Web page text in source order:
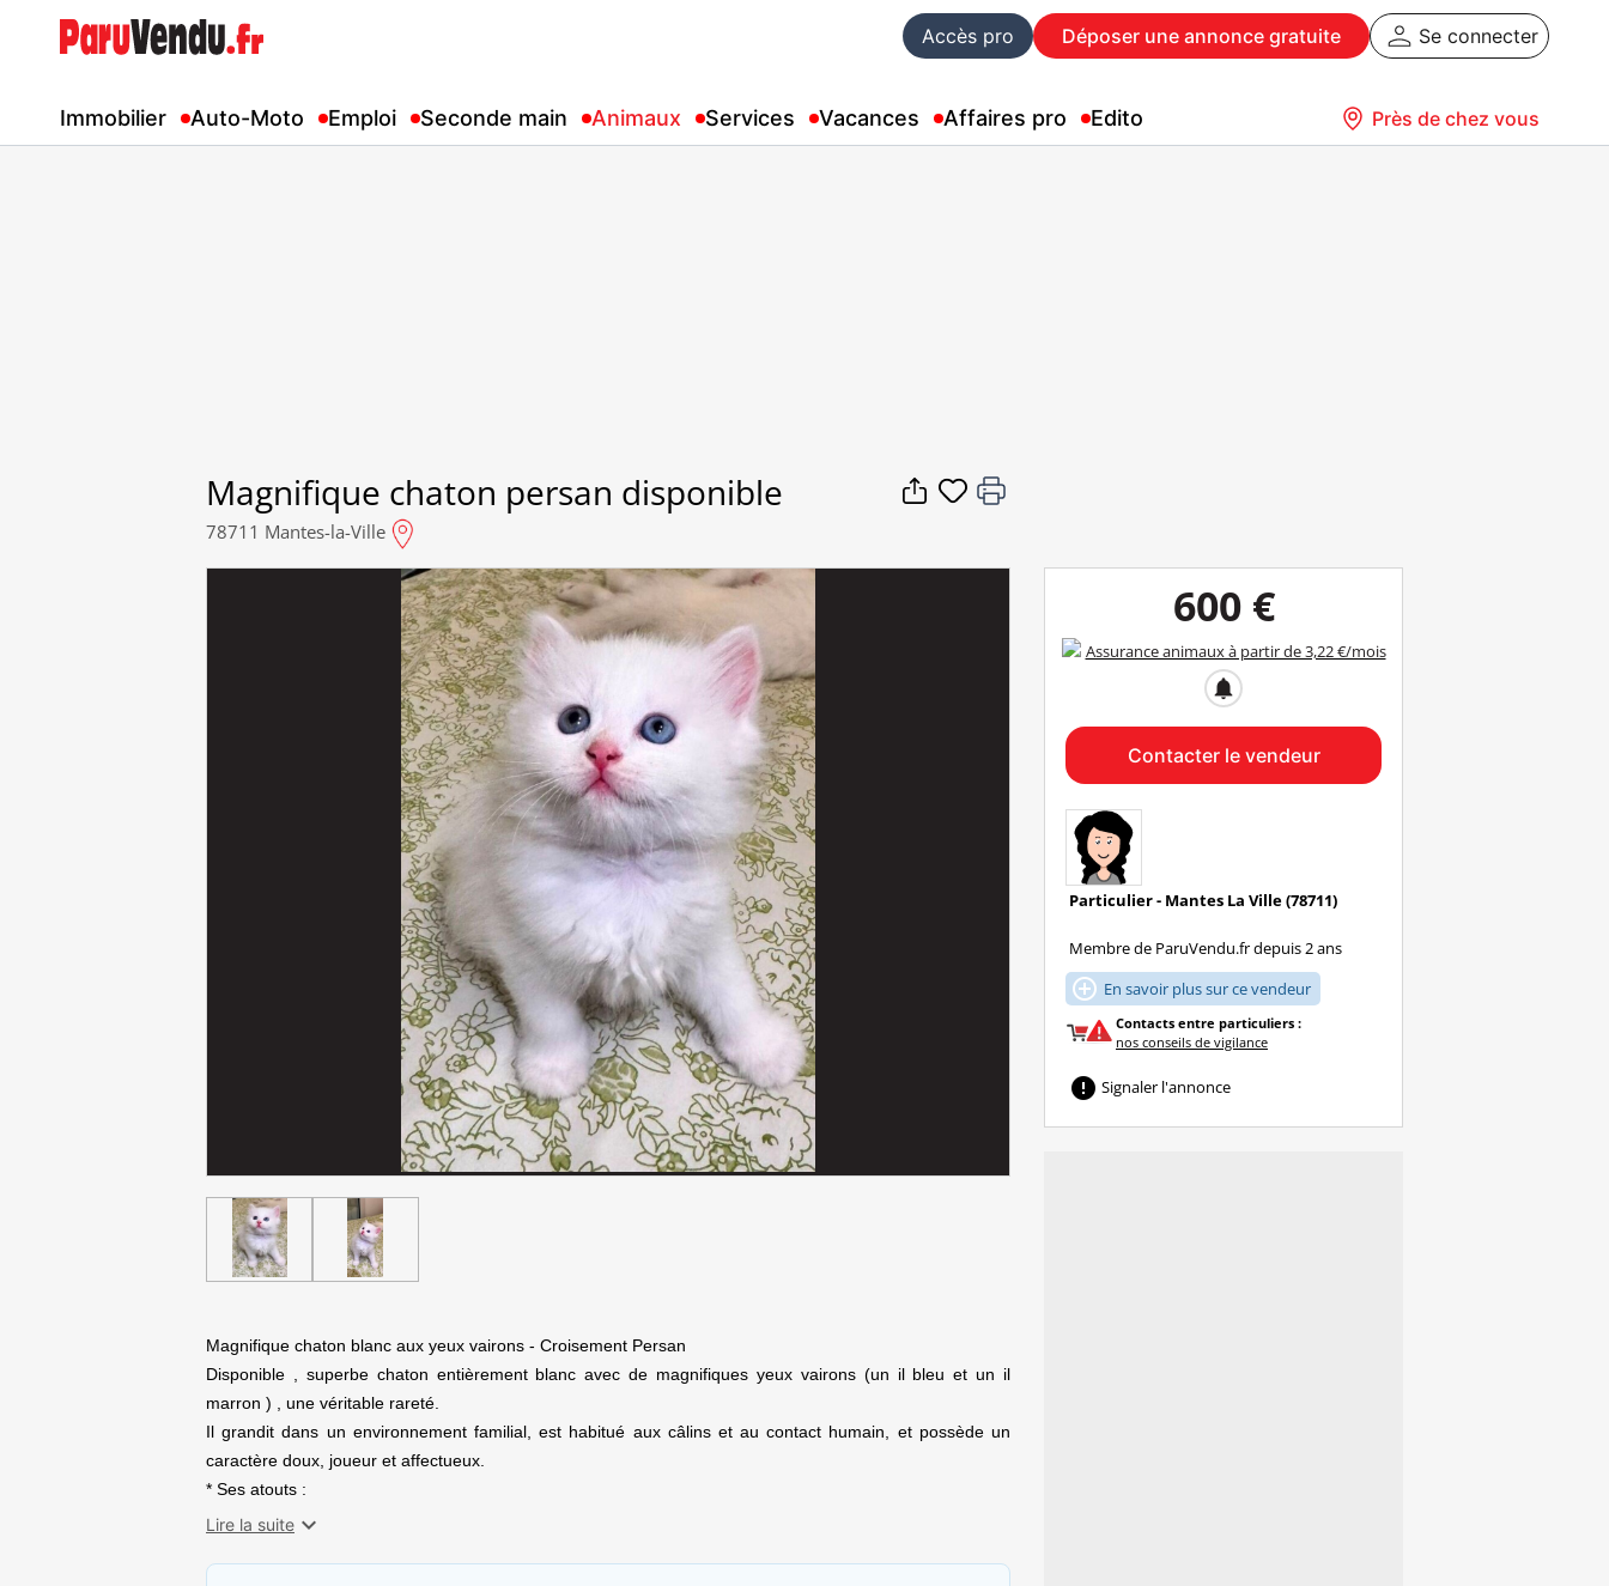
Accès pro Déposer une annonce gratuite Se connecter
Immobilier Auto-Moto Emploi Seconde main Animaux Services Vacances Affaires pro Edito Près de chez vous
Magnifique chaton persan disponible
78711 Mantes-la-Ville
Magnifique chaton blanc aux yeux vairons - Croisement Persan
Disponible , superbe chaton entièrement blanc avec de magnifiques yeux vairons (un il bleu et un il
marron ) , une véritable rareté.
Il grandit dans un environnement familial, est habitué aux câlins et au contact humain, et possède un
caractère doux, joueur et affectueux.
* Ses atouts :
* Pelage blanc soyeux
* Très sociable et joueur
Lire la suite 
600 €
Assurance animaux à partir de 3,22 €/mois
notifications
Contacter le vendeur
Particulier - Mantes La Ville (78711)
Membre de ParuVendu.fr depuis 2 ans
 En savoir plus sur ce vendeur
Contacts entre particuliers :
nos conseils de vigilance
 Signaler l'annonce